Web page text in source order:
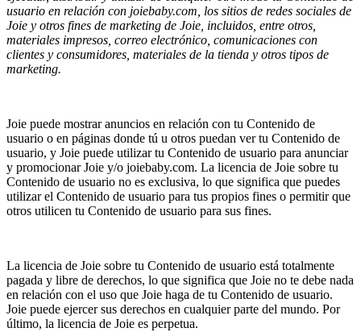
usuario en relación con joiebaby.com, los sitios de redes sociales de
Joie y otros fines de marketing de Joie, incluidos, entre otros,
materiales impresos, correo electrónico, comunicaciones con
clientes y consumidores, materiales de la tienda y otros tipos de
marketing.
Joie puede mostrar anuncios en relación con tu Contenido de
usuario o en páginas donde tú u otros puedan ver tu Contenido de
usuario, y Joie puede utilizar tu Contenido de usuario para anunciar
y promocionar Joie y/o joiebaby.com. La licencia de Joie sobre tu
Contenido de usuario no es exclusiva, lo que significa que puedes
utilizar el Contenido de usuario para tus propios fines o permitir que
otros utilicen tu Contenido de usuario para sus fines.
La licencia de Joie sobre tu Contenido de usuario está totalmente
pagada y libre de derechos, lo que significa que Joie no te debe nada
en relación con el uso que Joie haga de tu Contenido de usuario.
Joie puede ejercer sus derechos en cualquier parte del mundo. Por
último, la licencia de Joie es perpetua.